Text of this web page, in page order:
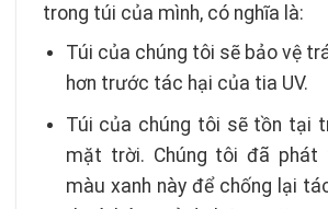
trong túi của mình, có nghĩa là:
Túi của chúng tôi sẽ bảo vệ
hơn trước tác hại của tia UV.
Túi của chúng tôi sẽ tồn tại
mặt trời. Chúng tôi đã phát
màu xanh này để chống lại